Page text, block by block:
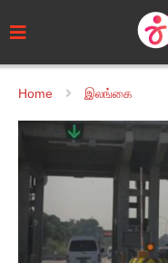
Home இலங்கை